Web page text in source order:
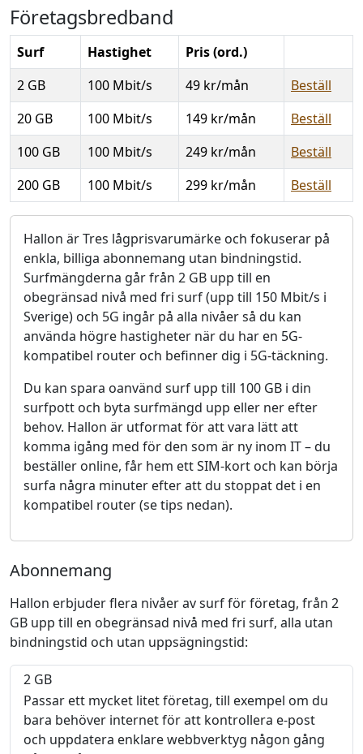
Företagsbredband
Surf Hastighet
Pris (ord.)
Beställ
2 GB
100 Mbit/s 49 kr/mån
Beställ
20 GB
100 Mbit/s 149 kr/mån
Beställ
100 GB
100 Mbit/s 249 kr/mån
Beställ
200 GB
100 Mbit/s 299 kr/mån Beställ
Hallon är Tres lågprisvarumärke och fokuserar på
enkla, billiga abonnemang utan bindningstid.
Surfmängderna går från 2 GB upp till en
obegränsad nivå med fri surf (upp till 150 Mbit/s i
Sverige) och 5G ingår på alla nivåer så du kan
använda högre hastigheter när du har en 5G-
kompatibel router och befinner dig i 5G-täckning.
Du kan spara oanvänd surf upp till 100 GB i din
surfpott och byta surfmängd upp eller ner efter
behov. Hallon är utformat för att vara lätt att
komma igång med för den som är ny inom IT – du
beställer online, får hem ett SIM-kort och kan börja
surfa några minuter efter att du stoppat det i en
kompatibel router (se tips nedan).
Abonnemang
Hallon erbjuder flera nivåer av surf för företag, från 2
GB upp till en obegränsad nivå med fri surf, alla utan
bindningstid och utan uppsägningstid:
2 GB
Passar ett mycket litet företag, till exempel om du
bara behöver internet för att kontrollera e-post
och uppdatera enklare webbverktyg någon gång